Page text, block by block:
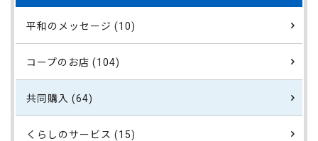
平和のメッセージ (10)
コープのお店 (104)
共同購入 (64)
くらしのサービス (15)